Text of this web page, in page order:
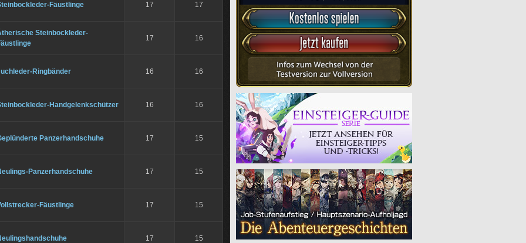
Fäustlinge 17 17
Steinbockleder-
17 16
Ringbänder 16 16
Handgelenkschützer 16 16
Panzerhandschuhe 17 15
Panzerhandschuhe 17 15
Fäustlinge 17 15
17 15